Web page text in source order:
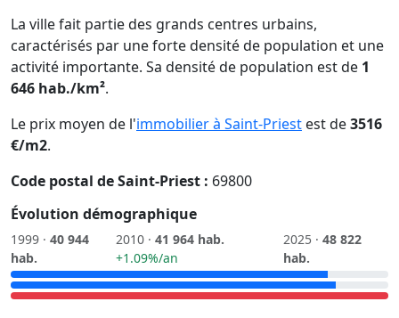
La ville fait partie des grands centres urbains,
caractérisés par une forte densité de population et une
activité importante. Sa densité de population est de 1
646 hab./km².
Le prix moyen de l'immobilier à Saint-Priest est de3516
€/m2.
Code postal de Saint-Priest : 69800
Évolution démographique
1999 · 40 944
hab.
2010 · 41 964 hab.
+1.09%/an
2025 ·48 822
hab.